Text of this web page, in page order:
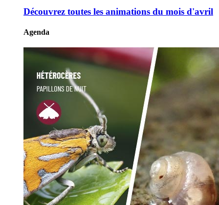
Découvrez toutes les animations du mois d'avril
Agenda